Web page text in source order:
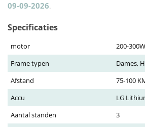
09-09-2026.
Specificaties
motor
200-300W
Frame typen
Dames,
Afstand
75-100
Accu
LG
Aantal standen
3